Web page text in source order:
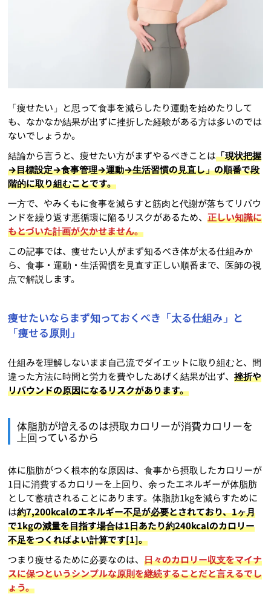
「痩せたい」と思って食事を減らしたり運動を始めたりして
も、なかなか結果が出ずに挫折した経験がある方は多いのでは
ないでしょうか。
結論から言うと、痩せたい方がまずやるべきことは「現状把握
→目標設定→食事管理→運動→生活習慣の見直し」の順番で段
階的に取り組むことです。
一方で、やみくもに食事を減らすと筋肉と代謝が落ちてリバウ
ンドを繰り返す悪循環に陥るリスクがあるため、正しい知識に
もとづいた計画が欠かせません。
この記事では、痩せたい人がまず知るべき体が太る仕組みか
ら、食事・運動・生活習慣を見直す正しい順番まで、医師の視
点で解説します。
痩せたいならまず知っておくべき「太る仕組み」と
「痩せる原則」
仕組みを理解しないまま自己流でダイエットに取り組むと、間
違った方法に時間と労力を費やしたあげく結果が出ず、挫折や
リバウンドの原因になるリスクがあります。
体脂肪が増えるのは摂取カロリーが消費カロリーを
上回っているから
体に脂肪がつく根本的な原因は、食事から摂取したカロリーが
1日に消費するカロリーを上回り、余ったエネルギーが体脂肪
として蓄積されることにあります。体脂肪1kgを減らすために
は約7,200kcalのエネルギー不足が必要とされており、1ヶ月
で1kgの減量を目指す場合は1日あたり約240kcalのカロリー
不足をつくればよい計算です[1]。
つまり痩せるために必要なのは、日々のカロリー収支をマイナ
スに保つというシンプルな原則を継続することだと言えるでし
ょう。